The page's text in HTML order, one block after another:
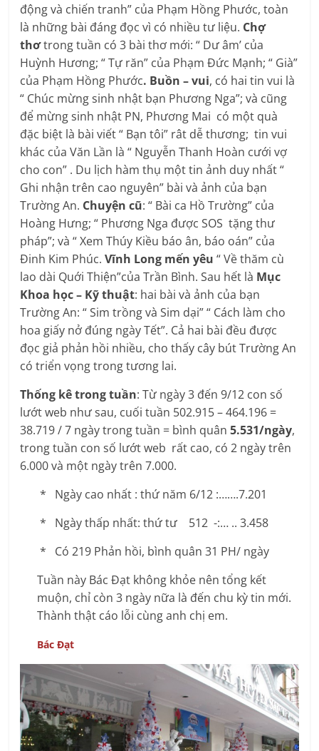
động và chiến tranh” của Phạm Hồng Phước, toàn
là những bài đáng đọc vì có nhiều tư liệu. Chợ
thơtrong tuần có 3 bài thơ mới: “ Dư âm’ của
Huỳnh Hương; “ Tự răn” của Phạm Đức Mạnh; “ Già”
của Phạm Hồng Phước. Buồn – vui, có hai tin vui là
“ Chúc mừng sinh nhật bạn Phương Nga”; và cũng
để mừng sinh nhật PN, Phương Mai có một quà
đặc biệt là bài viết “ Bạn tôi” rât dễ thương; tin vui
khác của Văn Lần là “ Nguyễn Thanh Hoàn cưới vợ
cho con” . Du lịch hàm thụ một tin ảnh duy nhất “
Ghi nhận trên cao nguyên” bài và ảnh của bạn
Trường An. Chuyện cũ: “ Bài ca Hồ Trường” của
Hoàng Hưng; “ Phương Nga được SOS tặng thư
pháp”; và “ Xem Thúy Kiều báo ân, báo oán” của
Đinh Kim Phúc.Vĩnh Long mến yêu “ Về thăm cù
lao dài Quới Thiện”của Trần Bình. Sau hết là Mục
Khoa học – Kỹ thuật: hai bài và ảnh của bạn
Trường An: “ Sim trồng và Sim dại” “ Cách làm cho
hoa giấy nở đúng ngày Tết”. Cả hai bài đều được
đọc giả phản hồi nhiều, cho thấy cây bút Trường An
có triển vọng trong tương lai.
Thống kê trong tuần: Từ ngày 3 đến 9/12 con số
lướt web như sau, cuối tuần 502.915 – 464.196 =
38.719 / 7 ngày trong tuần = bình quân5.531/ngày,
trong tuần con số lướt web rất cao, có 2 ngày trên
6.000 và một ngày trên 7.000.
* Ngày cao nhất : thứ năm 6/12 :…….7.201
* Ngày thấp nhất: thứ tư 512 -:… .. 3.458
* Có 219 Phản hồi, bình quân 31 PH/ ngày
Tuần này Bác Đạt không khỏe nên tổng kết
muộn, chỉ còn 3 ngày nữa là đến chu kỳ tin mới.
Thành thật cáo lỗi cùng anh chị em.
Bác Đạt